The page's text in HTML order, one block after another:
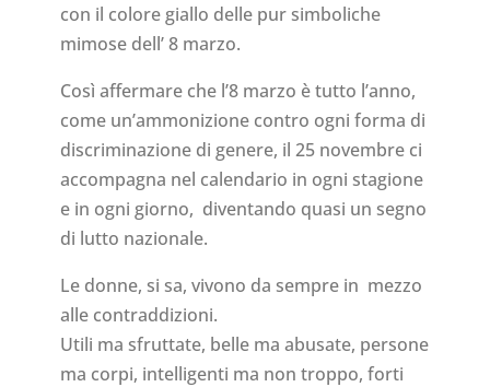
con il colore giallo delle pur simboliche
mimose dell’ 8 marzo.
Così affermare che l’8 marzo è tutto l’anno,
come un’ammonizione contro ogni forma di
discriminazione di genere, il 25 novembre ci
accompagna nel calendario in ogni stagione
e in ogni giorno, diventando quasi un segno
di lutto nazionale.
Le donne, si sa, vivono da sempre in mezzo
alle contraddizioni.
Utili ma sfruttate, belle ma abusate, persone
ma corpi, intelligenti ma non troppo, forti